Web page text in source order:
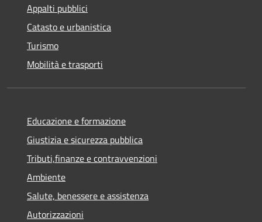
Appalti pubblici
Catasto e urbanistica
Turismo
Mobilità e trasporti
Educazione e formazione
Giustizia e sicurezza pubblica
Tributi,finanze e contravvenzioni
Ambiente
Salute, benessere e assistenza
Autorizzazioni